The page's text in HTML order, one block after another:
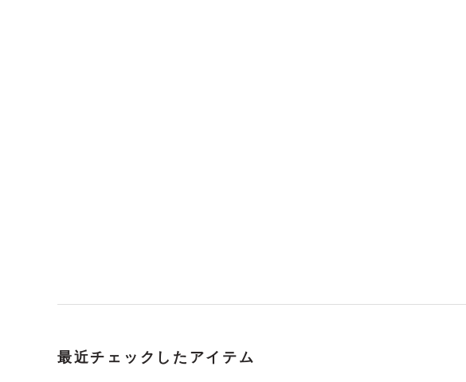
最近チェックしたアイテム